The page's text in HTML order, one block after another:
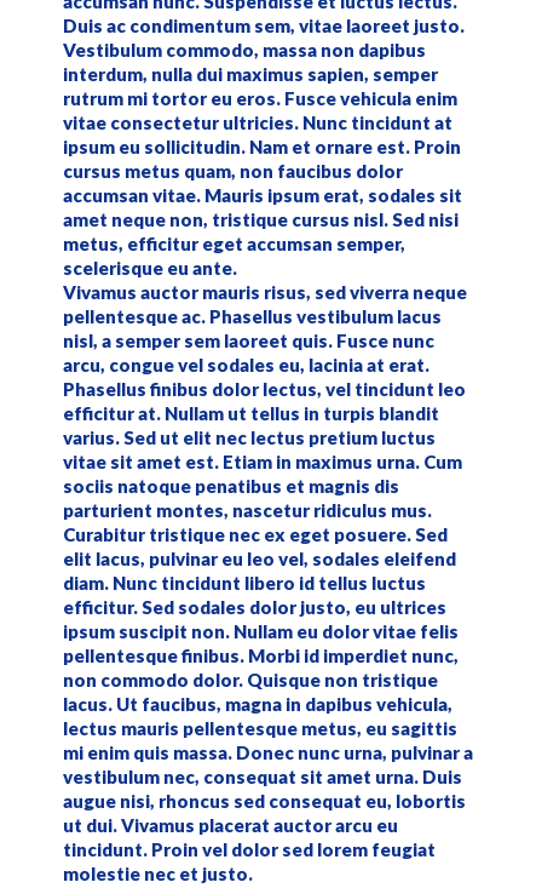
Duis ac condimentum sem, vitae laoreet justo.
Vestibulum commodo, massa non dapibus
interdum, nulla dui maximus sapien, semper
rutrum mi tortor eu eros. Fusce vehicula enim
vitae consectetur ultricies. Nunc tincidunt at
ipsum eu sollicitudin. Nam et ornare est. Proin
cursus metus quam, non faucibus dolor
accumsan vitae. Mauris ipsum erat, sodales sit
amet neque non, tristique cursus nisl. Sed nisi
metus, efficitur eget accumsan semper,
scelerisque eu ante.
Vivamus auctor mauris risus, sed viverra neque
pellentesque ac. Phasellus vestibulum lacus
nisl, a semper sem laoreet quis. Fusce nunc
arcu, congue vel sodales eu, lacinia at erat.
Phasellus finibus dolor lectus, vel tincidunt leo
efficitur at. Nullam ut tellus in turpis blandit
varius. Sed ut elit nec lectus pretium luctus
vitae sit amet est. Etiam in maximus urna. Cum
sociis natoque penatibus et magnis dis
parturient montes, nascetur ridiculus mus.
Curabitur tristique nec ex eget posuere. Sed
elit lacus, pulvinar eu leo vel, sodales eleifend
diam. Nunc tincidunt libero id tellus luctus
efficitur. Sed sodales dolor justo, eu ultrices
ipsum suscipit non. Nullam eu dolor vitae felis
pellentesque finibus. Morbi id imperdiet nunc,
non commodo dolor. Quisque non tristique
lacus. Ut faucibus, magna in dapibus vehicula,
lectus mauris pellentesque metus, eu sagittis
mi enim quis massa. Donec nunc urna, pulvinar a
vestibulum nec, consequat sit amet urna. Duis
augue nisi, rhoncus sed consequat eu, lobortis
ut dui. Vivamus placerat auctor arcu eu
tincidunt. Proin vel dolor sed lorem feugiat
molestie nec et justo.